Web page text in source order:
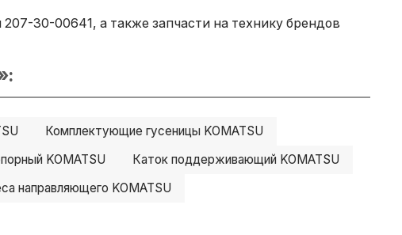
30-00641, а также запчасти на технику брендов
Комплектующие гусеницы KOMATSU
KOMATSU
Каток поддерживающий KOMATSU
направляющего KOMATSU